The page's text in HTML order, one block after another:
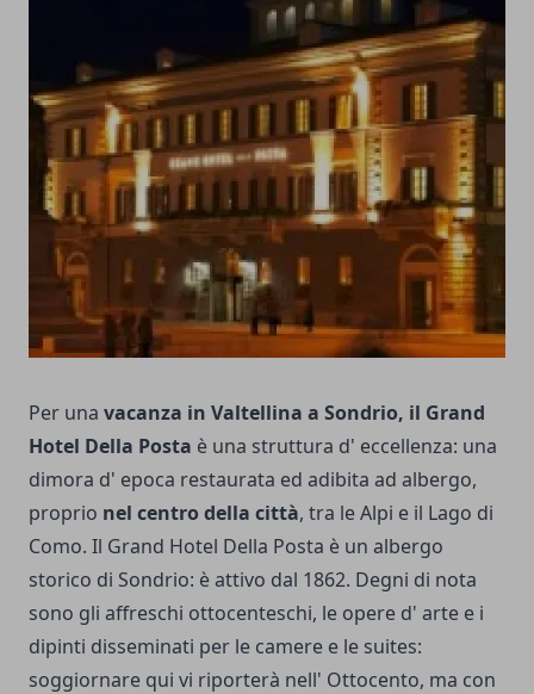
Per una vacanza in Valtellina a Sondrio, il Grand
Hotel Della Posta è una struttura d' eccellenza: una
dimora d' epoca restaurata ed adibita ad albergo,
proprio nel centro della città, tra le Alpi e il Lago di
Como. Il Grand Hotel Della Posta è un albergo
storico di Sondrio: è attivo dal 1862. Degni di nota
sono gli affreschi ottocenteschi, le opere d' arte e i
dipinti disseminati per le camere e le suites:
soggiornare qui vi riporterà nell' Ottocento, ma con